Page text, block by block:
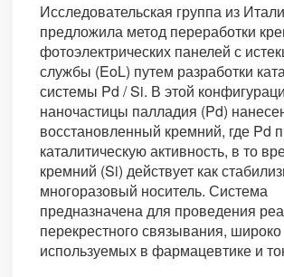
Исследовательская группа из
предложила метод переработки
фотоэлектрических панелей с
службы (EoL) путем разработки
системы Pd / Si. В этой
наночастицы палладия (Pd)
восстановленный кремний, где Pd
каталитическую активность, в то
кремний (Si) действует как
многоразовый носитель. Система
предназначена для проведения
перекрестного связывания, широко
используемых в фармацевтике и